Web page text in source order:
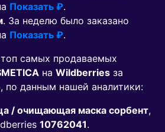
Показать ₽.
. За неделю было заказано
Показать ₽.
самых продаваемых
на Wildberries за
по данным нашей аналитики:
/ очищающая маска сорбент,
10762041.